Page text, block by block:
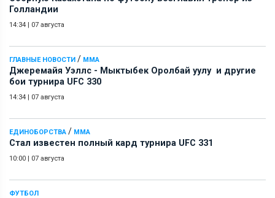
Голландии
14:34 | 07 августа
ГЛАВНЫЕ НОВОСТИ / ММА
Джеремайя Уэллс - Мыктыбек Оролбай уулу и другие
бои турнира UFC 330
14:34 | 07 августа
ЕДИНОБОРСТВА / ММА
Стал известен полный кард турнира UFC 331
10:00 | 07 августа
ФУТБОЛ